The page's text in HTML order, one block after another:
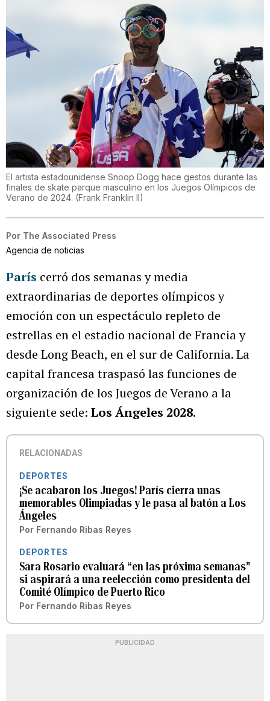
El artista estadounidense Snoop Dogg hace gestos durante las
finales de skate parque masculino en los Juegos Olímpicos de
Verano de 2024. (Frank Franklin II)
Por The Associated Press
Agencia de noticias
París cerró dos semanas y media
extraordinarias de deportes olímpicos y
emoción con un espectáculo repleto de
estrellas en el estadio nacional de Francia y
desde Long Beach, en el sur de California. La
capital francesa traspasó las funciones de
organización de los Juegos de Verano a la
siguiente sede: Los Ángeles 2028.
RELACIONADAS
DEPORTES
¡Se acabaron los Juegos! París cierra unas
memorables Olimpiadas y le pasa al batón a Los
Ángeles
Por Fernando Ribas Reyes
DEPORTES
Sara Rosario evaluará “en las próxima semanas”
si aspirará a una reelección como presidenta del
Comité Olímpico de Puerto Rico
Por Fernando Ribas Reyes
PUBLICIDAD